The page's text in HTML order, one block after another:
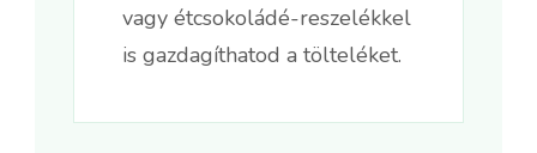
vagy étcsokoládé-reszelékkel
is gazdagíthatod a tölteléket.